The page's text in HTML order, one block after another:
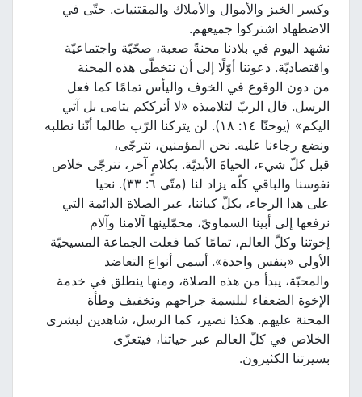
وكسر الخبز والأموال والأملاك والمقتنيات. حتّى في
الاضطهاد اشتركوا جميعهم.
نشهد اليوم في بلادنا محنةً صعبة، صحّيّة واجتماعيّة
واقتصاديّة. دعوتنا أوّلًا إلى أن نتخطّى هذه المحنة
من دون الوقوع في الخوف واليأس تمامًا كما فعل
الرسل. قال الربّ لتلاميذه «لا أترككم يتامى بل آتي
اليكم» (يوحنّا ١٤: ١٨). لن يتركنا الرّب طالما أنّنا نطلبه
ونضع رجاءنا عليه. نحن المؤمنين، نترجّى،
قبل كلّ شيء، الحياةَ الأبديّة. بكلامٍ آخر، نترجّى خلاص
نفوسنا والباقي كلّه يزاد لنا (متّى ٦: ٣٣). نحيا
على هذا الرجاء، بكلّ كياننا، عبر الصلاة الدائمة التي
نرفعها إلى أبينا السماويّ، محمّلينها آلامنا وآلام
إخوتنا وكلّ العالم، تمامًا كما فعلت الجماعة المسيحيّة
الأولى «بنفس واحدة». أسمى أنواع التعاضد
والمحبّة، يبدأ من هذه الصلاة، ومنها ينطلق في خدمة
الإخوة الضعفاء لبلسمة جراحهم وتخفيف وطأة
المحنة عليهم. هكذا نصير، كما الرسل، شاهدين لبشرى
الخلاص في كلّ العالم عبر حياتنا، فيتعزّى
بسيرتنا الكثيرون.